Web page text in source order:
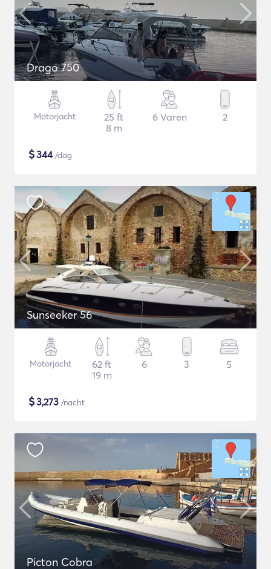
Drago 750
Motorjacht
25 ft
8 m
6 Varen 2
$344/dag
Sunseeker 56
Motorjacht
62 ft
19 m
6 3 5
$3,273 /nacht
Picton Cobra